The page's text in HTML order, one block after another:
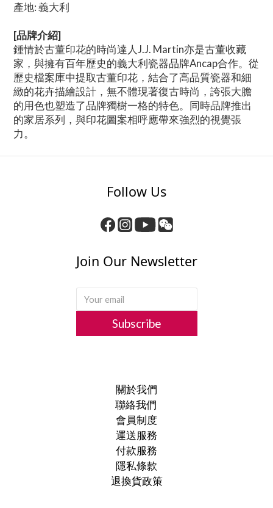
產地: 義大利
[品牌介紹]
鍾情於古董印花的時尚達人J.J. Martin亦是古董收藏
家，與擁有百年歷史的義大利瓷器品牌Ancap合作。從
歷史檔案庫中提取古董印花，結合了高品質瓷器和細
緻的花卉描繪設計，無不體現著復古時尚，誇張大膽
的用色也塑造了品牌獨樹一格的特色。同時品牌推出
的家居系列，與印花圖案相呼應帶來強烈的視覺張
力。
Follow Us
Join Our Newsletter
Subscribe
關於我們
聯絡我們
會員制度
運送服務
付款服務
隱私條款
退換貨政策